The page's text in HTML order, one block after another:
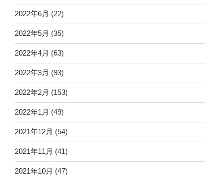
2022年6月 (22)
2022年5月 (35)
2022年4月 (63)
2022年3月 (93)
2022年2月 (153)
2022年1月 (49)
2021年12月 (54)
2021年11月 (41)
2021年10月 (47)